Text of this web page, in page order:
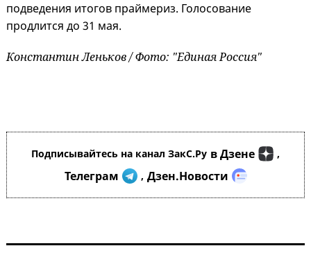
подведения итогов праймериз. Голосование
продлится до 31 мая.
Константин Леньков / Фото: "Единая Россия"
Подписывайтесь на канал ЗакС.Ру в Дзене ,
Телеграм , Дзен.Новости